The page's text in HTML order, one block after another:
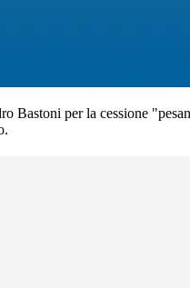
Bastoni per la cessione